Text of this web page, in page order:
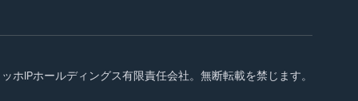
ホIPホールディングス有限責任会社。無断転載を禁じます。